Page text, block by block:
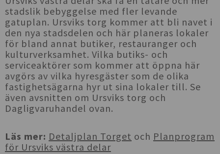
stadslik bebyggelse med fler levande
gatuplan. Ursviks torg kommer att bli navet i
den nya stadsdelen och här planeras lokaler
för bland annat butiker, restauranger och
kulturverksamhet. Vilka butiks- och
serviceaktörer som kommer att öppna här
avgörs av vilka hyresgäster som de olika
fastighetsägarna hyr ut sina lokaler till. Se
även avsnitten om Ursviks torg och
Dagligvaruhandel ovan.
Läs mer: Detaljplan Torget och Planprogram
för Ursviks västra delar